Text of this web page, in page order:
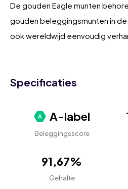
De gouden Eagle munten
gouden beleggingsmunten in
ook wereldwijd eenvoudig
Specificaties
A-label
Beleggingsscore
91,67%
Gehalte